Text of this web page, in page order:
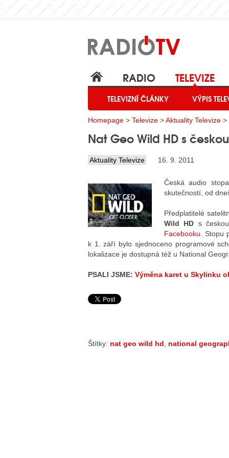
RADIO TELEVIZE
TELEVIZNÍ ČLÁNKY VÝPIS
Homepage > Televize >Aktuality Televize >
Nat Geo Wild HD s
Aktuality Televize 16. 9. 2011
Česká audio
skutečností, od
Předplatitelé
Wild HD s
Facebooku .
k 1. září bylo sjednoceno programové
lokalizace je dostupná též u National
PSALI JSME: Výměna karet u Skylinku
Štítky: nat geo wild hd national